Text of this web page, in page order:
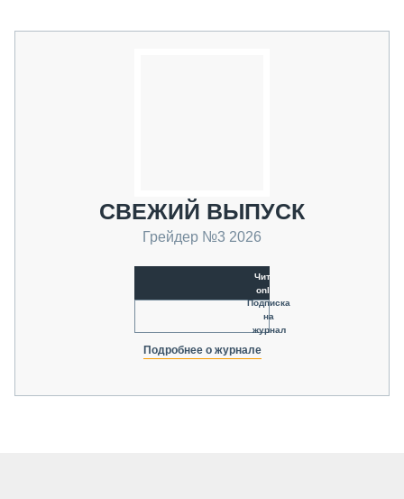
СВЕЖИЙ ВЫПУСК
Грейдер №3 2026
Читать
online
Подписка
на
журнал
Подробнее о журнале